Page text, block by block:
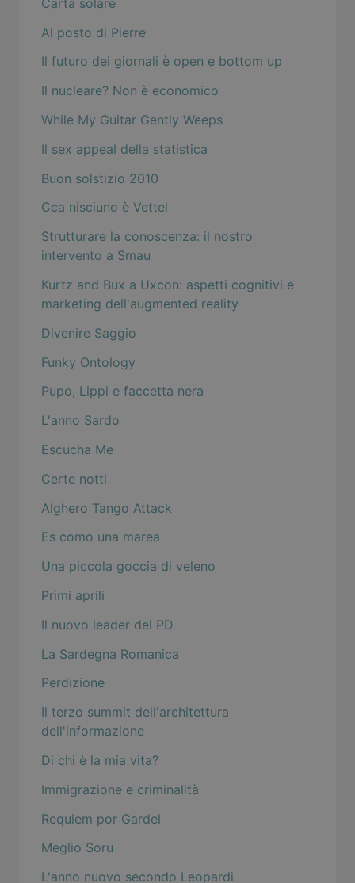
Al posto di Pierre
Il futuro dei giornali è open e bottom up
Il nucleare? Non è economico
While My Guitar Gently Weeps
Il sex appeal della statistica
Buon solstizio 2010
Cca nisciuno è Vettel
Strutturare la conoscenza: il nostro
intervento a Smau
Kurtz and Bux a Uxcon: aspetti cognitivi e
marketing dell'augmented reality
Divenire Saggio
Funky Ontology
Pupo, Lippi e faccetta nera
L'anno Sardo
Escucha Me
Certe notti
Alghero Tango Attack
Es como una marea
Una piccola goccia di veleno
Primi aprili
Il nuovo leader del PD
La Sardegna Romanica
Perdizione
Il terzo summit dell'architettura
dell'informazione
Di chi è la mia vita?
Immigrazione e criminalità
Requiem por Gardel
Meglio Soru
L'anno nuovo secondo Leopardi